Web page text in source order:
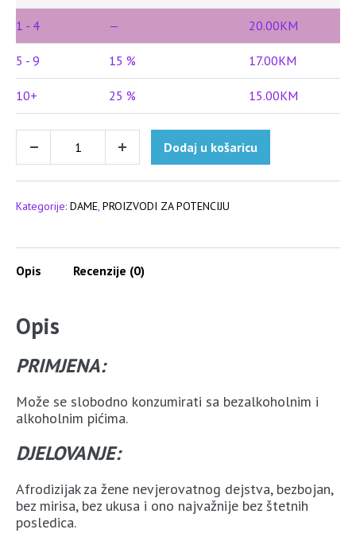
1 - 4 — 20.00KM
5 - 9 15 % 17.00KM
10+ 25 % 15.00KM
Decrease
quantity
BLACK
WIDOW
ZA
ŽENE
Increase
quantity
Dodaj u košaricu
Kategorije: DAME, PROIZVODI ZA POTENCIJU
Opis Recenzije (0)
Opis
PRIMJENA:
Može se slobodno konzumirati sa bezalkoholnim i
alkoholnim pićima.
DJELOVANJE:
Afrodizijak za žene nevjerovatnog dejstva, bezbojan,
bez mirisa, bez ukusa i ono najvažnije bez štetnih
posledica.